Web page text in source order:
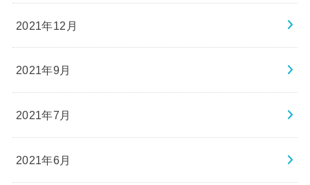
2021年12月
2021年9月
2021年7月
2021年6月